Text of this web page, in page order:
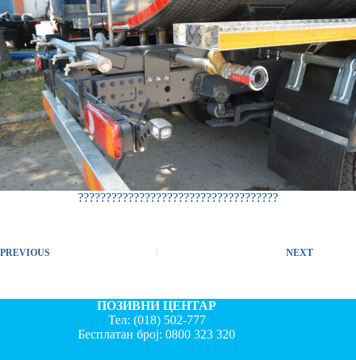
????????????????????????????????????
PREVIOUS NEXT
ПОЗИВНИ ЦЕНТАР
Тел: (018) 502-777
Бесплатан број:0800 323 320